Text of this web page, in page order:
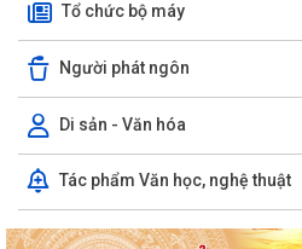
Tổ chức bộ máy
Người phát ngôn
Di sản - Văn hóa
Tác phẩm Văn học, nghệ thuật
danh tính
Xã Cẩm Giang tổ chức lễ tâm linh và